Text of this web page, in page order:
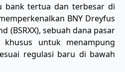
bank tertua dan terbesar di
BNY Dreyfus
(BSRXX), sebuah dana pasar
untuk menampung
regulasi baru di bawah